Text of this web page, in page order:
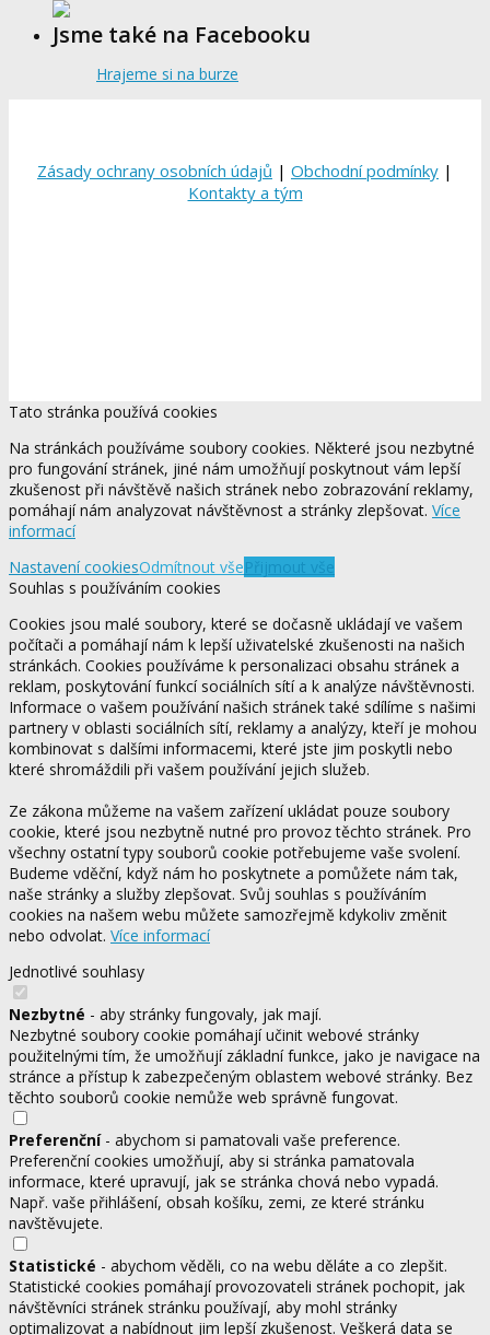
Jsme také na Facebooku
Hrajeme si na burze
Zásady ochrany osobních údajů | Obchodní podmínky |
Kontakty a tým
Tato stránka používá cookies
Na stránkách používáme soubory cookies. Některé jsou nezbytné
pro fungování stránek, jiné nám umožňují poskytnout vám lepší
zkušenost při návštěvě našich stránek nebo zobrazování reklamy,
pomáhají nám analyzovat návštěvnost a stránky zlepšovat. Více
informací
Nastavení cookiesOdmítnout všePřijmout vše
Souhlas s používáním cookies
Cookies jsou malé soubory, které se dočasně ukládají ve vašem
počítači a pomáhají nám k lepší uživatelské zkušenosti na našich
stránkách. Cookies používáme k personalizaci obsahu stránek a
reklam, poskytování funkcí sociálních sítí a k analýze návštěvnosti.
Informace o vašem používání našich stránek také sdílíme s našimi
partnery v oblasti sociálních sítí, reklamy a analýzy, kteří je mohou
kombinovat s dalšími informacemi, které jste jim poskytli nebo
které shromáždili při vašem používání jejich služeb.
Ze zákona můžeme na vašem zařízení ukládat pouze soubory
cookie, které jsou nezbytně nutné pro provoz těchto stránek. Pro
všechny ostatní typy souborů cookie potřebujeme vaše svolení.
Budeme vděční, když nám ho poskytnete a pomůžete nám tak,
naše stránky a služby zlepšovat. Svůj souhlas s používáním
cookies na našem webu můžete samozřejmě kdykoliv změnit
nebo odvolat. Více informací
Jednotlivé souhlasy
Nezbytné - aby stránky fungovaly, jak mají.
Nezbytné soubory cookie pomáhají učinit webové stránky
použitelnými tím, že umožňují základní funkce, jako je navigace na
stránce a přístup k zabezpečeným oblastem webové stránky. Bez
těchto souborů cookie nemůže web správně fungovat.
Preferenční- abychom si pamatovali vaše preference.
Preferenční cookies umožňují, aby si stránka pamatovala
informace, které upravují, jak se stránka chová nebo vypadá.
Např. vaše přihlášení, obsah košíku, zemi, ze které stránku
navštěvujete.
Statistické - abychom věděli, co na webu děláte a co zlepšit.
Statistické cookies pomáhají provozovateli stránek pochopit, jak
návštěvníci stránek stránku používají, aby mohl stránky
optimalizovat a nabídnout jim lepší zkušenost. Veškerá data se